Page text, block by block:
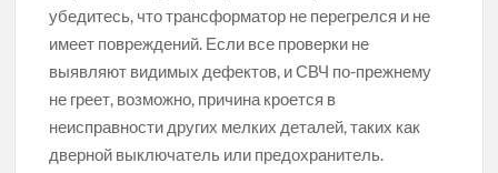
убедитесь, что трансформатор не перегрелся и не
имеет повреждений. Если все проверки не
выявляют видимых дефектов, и СВЧ по-прежнему
не греет, возможно, причина кроется в
неисправности других мелких деталей, таких как
дверной выключатель или предохранитель.